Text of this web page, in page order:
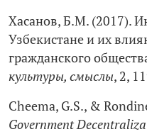
Хасанов, Б.М. (2017).
Узбекистане и их
гражданского
культуры, смыслы, 2,
Cheema, G.S., &
Government